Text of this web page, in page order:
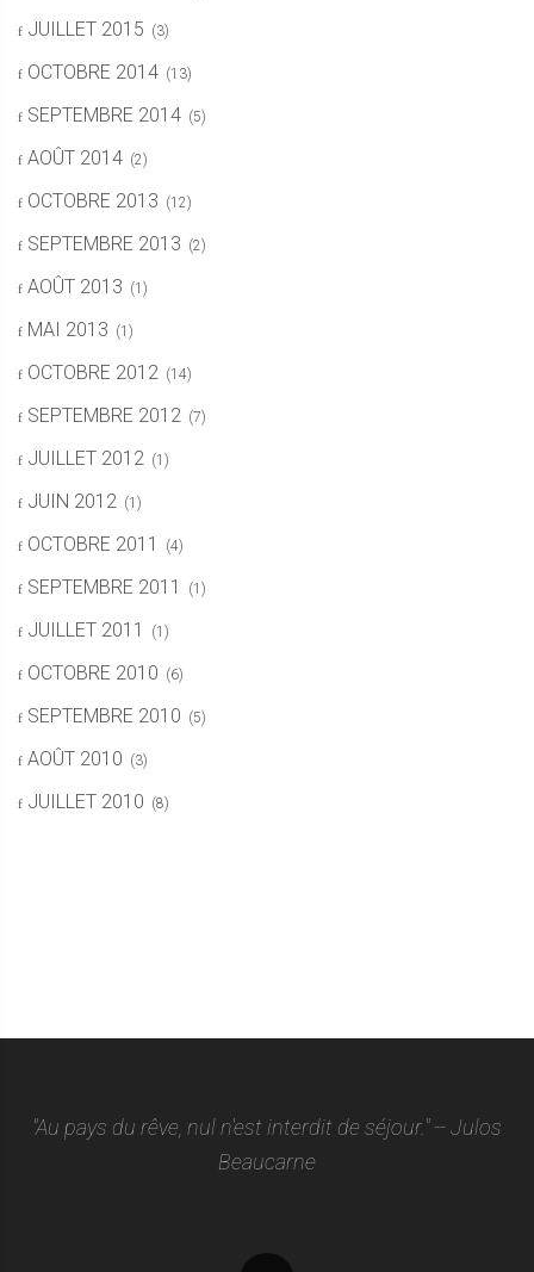
JUILLET 2015 (3)
OCTOBRE 2014 (13)
SEPTEMBRE 2014 (5)
AOÛT 2014 (2)
OCTOBRE 2013 (12)
SEPTEMBRE 2013 (2)
AOÛT 2013 (1)
MAI 2013 (1)
OCTOBRE 2012 (14)
SEPTEMBRE 2012 (7)
JUILLET 2012 (1)
JUIN 2012 (1)
OCTOBRE 2011 (4)
SEPTEMBRE 2011 (1)
JUILLET 2011 (1)
OCTOBRE 2010 (6)
SEPTEMBRE 2010 (5)
AOÛT 2010 (3)
JUILLET 2010 (8)
"Au pays du rêve, nul n'est interdit de séjour." -- Julos
Beaucarne